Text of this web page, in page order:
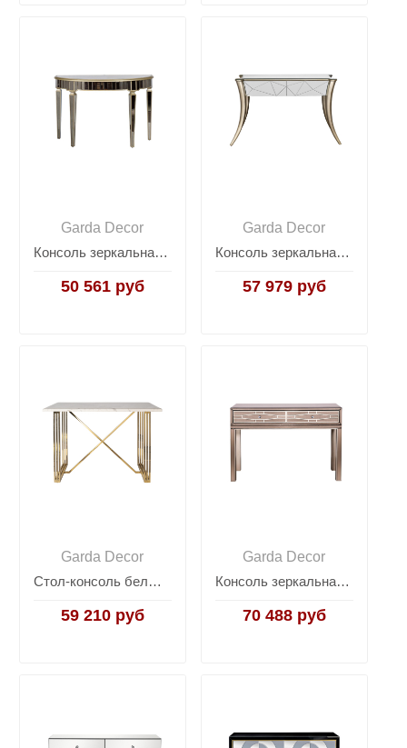
Garda Decor
Консоль зеркальная KFG080
50 561 руб
Garda Decor
Консоль зеркальная с ящиками KFC665
57 979 руб
Garda Decor
Стол-консоль белый 30F-1479-MD
59 210 руб
Garda Decor
Консоль зеркальная с ящиками KFG038
70 488 руб